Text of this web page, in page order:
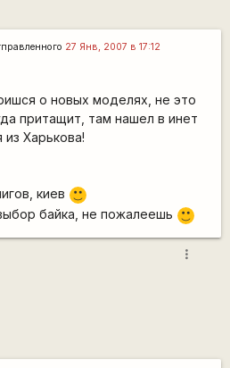
27 Янв, 2007 в 17:12
о новых моделях, не это
притащит, там нашел в инет
из Харькова!
киев
:)
байка, не пожалеешь
:)
more_vert